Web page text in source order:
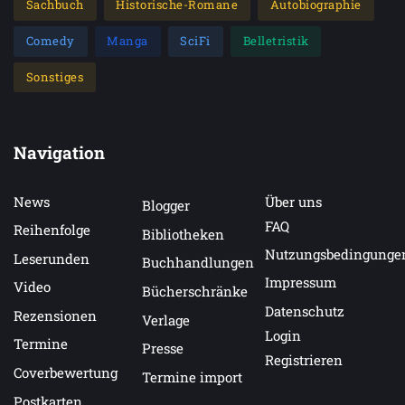
Sachbuch Historische-Romane Autobiographie
Comedy Manga SciFi Belletristik
Sonstiges
Navigation
News
Reihenfolge
Leserunden
Video
Rezensionen
Termine
Coverbewertung
Postkarten
Blogger
Bibliotheken
Buchhandlungen
Bücherschränke
Verlage
Presse
Termine import
Über uns
FAQ
Impressum
Datenschutz
Login
Registrieren